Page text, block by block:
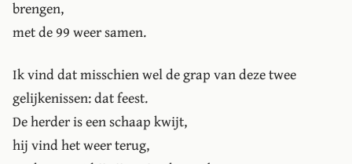
brengen,
met de 99 weer samen.
Ik vind dat misschien wel de grap van deze twee
gelijkenissen: dat feest.
De herder is een schaap kwijt,
hij vind het weer terug,